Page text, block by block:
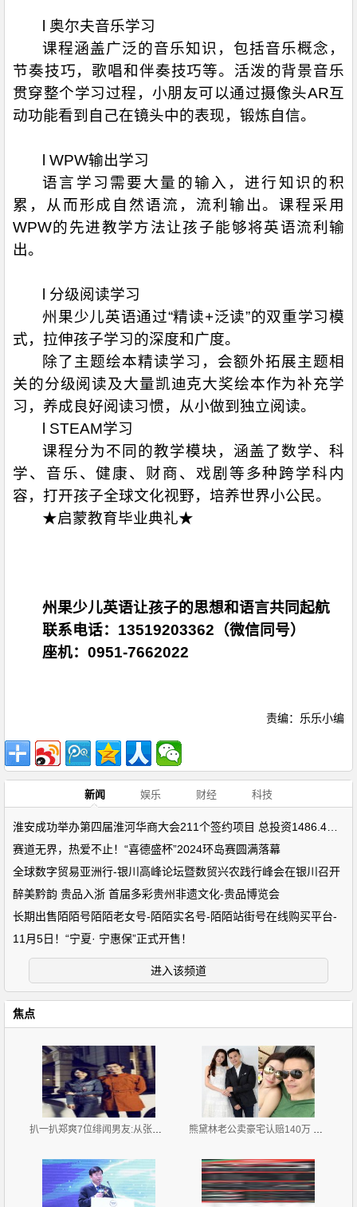
l 奥尔夫音乐学习
课程涵盖广泛的音乐知识，包括音乐概念，
节奏技巧，歌唱和伴奏技巧等。活泼的背景音乐
贯穿整个学习过程，小朋友可以通过摄像头AR互
动功能看到自己在镜头中的表现，锻炼自信。
l WPW输出学习
语言学习需要大量的输入，进行知识的积
累，从而形成自然语流，流利输出。课程采用
WPW的先进教学方法让孩子能够将英语流利输
出。
l 分级阅读学习
州果少儿英语通过“精读+泛读”的双重学习模
式，拉伸孩子学习的深度和广度。
除了主题绘本精读学习，会额外拓展主题相
关的分级阅读及大量凯迪克大奖绘本作为补充学
习，养成良好阅读习惯，从小做到独立阅读。
l STEAM学习
课程分为不同的教学模块，涵盖了数学、科
学、音乐、健康、财商、戏剧等多种跨学科内
容，打开孩子全球文化视野，培养世界小公民。
★启蒙教育毕业典礼★
州果少儿英语让孩子的思想和语言共同起航
联系电话：13519203362（微信同号）
座机：0951-7662022
责编：乐乐小编
新闻 娱乐 财经 科技
赛道无界，热爱不止！“喜德盛杯”2024环岛赛圆满落幕
全球数字贸易亚洲行-银川高峰论坛暨数贸兴农践行峰会在银川召开
醉美黔韵 贵品入浙 首届多彩贵州非遗文化-贵品博览会
长期出售陌陌号陌陌老女号-陌陌实名号-陌陌站街号在线购买平台-
11月5日！“宁夏· 宁惠保”正式开售！
进入该频道
焦点
扒一扒郑爽7位绯闻男友:从张翰胡彦斌再到杨洋井柏然 熊黛林老公卖豪宅认赔140万 疑急于与前妻划清界限